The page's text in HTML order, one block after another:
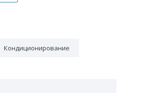
Кондиционирование